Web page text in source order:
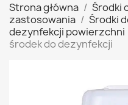
Strona główna
Środki
zastosowania
Środki
dezynfekcji powierzchni
środek do dezynfekcji